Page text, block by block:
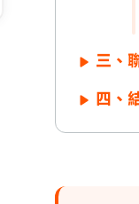
三、
四、